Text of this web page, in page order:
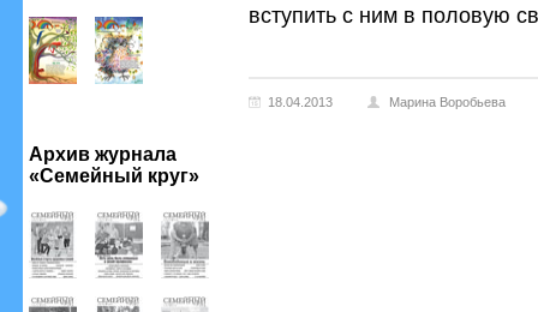
Архив журнала
«Семейный круг»
вступить с ним в половую
18.04.2013 Марина Воробьева